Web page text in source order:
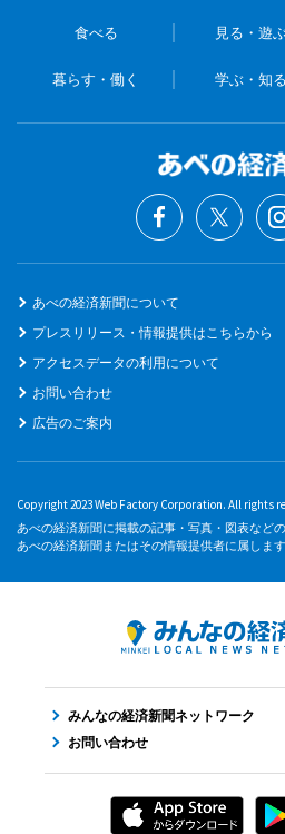
食べる 見る・遊
暮らす・働く 学ぶ・知る
あべの経済新聞について
プレスリリース・情報提供はこちらから
アクセスデータの利用について
お問い合わせ
広告のご案内
Copyright 2023 Web Factory Corporation. All rights
あべの経済新聞に掲載の記事・写真・図表など
あべの経済新聞またはその情報提供者に属します
みんなの経済新聞ネットワーク
お問い合わせ